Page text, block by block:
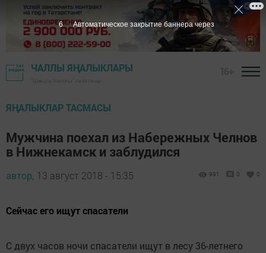
ЧАЛЛЫ ЯҢАЛЫКЛАРЫ
ЯҢАЛЫКЛАР ТАСМАСЫ
Мужчина поехал из Набережных Челнов
в Нижнекамск и заблудился
автор, 13 август 2018 - 15:35 991 0 0
Сейчас его ищут спасатели
С двух часов ночи спасатели ищут в лесу 36-летнего
5 Автоматическое закрытие баннера через